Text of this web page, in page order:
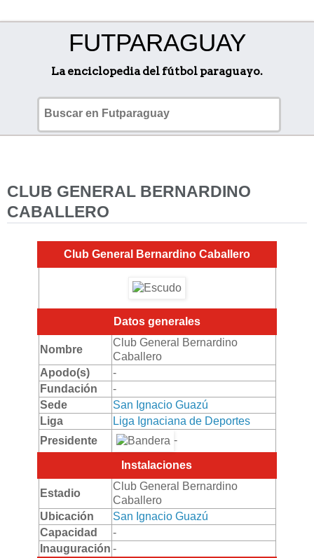
FUTPARAGUAY
La enciclopedia del fútbol paraguayo.
CLUB GENERAL BERNARDINO
CABALLERO
Club General Bernardino Caballero
Datos generales
Nombre
Club General Bernardino
Caballero
Apodo(s)
-
Fundación
-
Sede
San Ignacio Guazú
Liga
Liga Ignaciana de Deportes
Presidente
-
Instalaciones
Estadio
Club General Bernardino
Caballero
Ubicación
San Ignacio Guazú
Capacidad
-
Inauguración -